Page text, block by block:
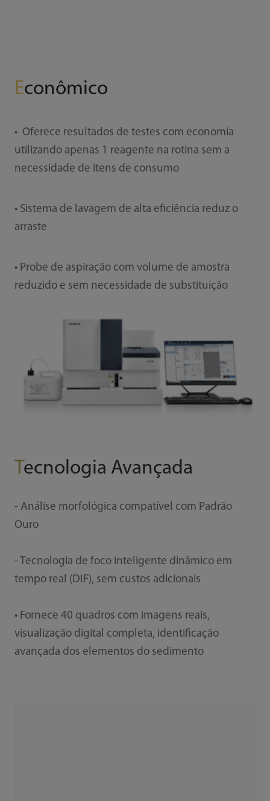
Econômico
• Oferece resultados de testes com economia
utilizando apenas 1 reagente na rotina sem a
necessidade de itens de consumo
• Sistema de lavagem de alta eficiência reduz o
arraste
• Probe de aspiração com volume de amostra
reduzido e sem necessidade de substituição
Tecnologia Avançada
- Análise morfológica compatível com Padrão
Ouro
- Tecnologia de foco inteligente dinâmico em
tempo real (DIF), sem custos adicionais
• Fornece 40 quadros com imagens reais,
visualização digital completa, identificação
avançada dos elementos do sedimento